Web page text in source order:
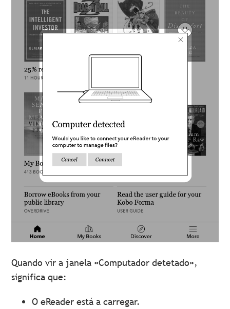
Quando vir a janela «Computador detetado»,
significa que:
O eReader está a carregar.